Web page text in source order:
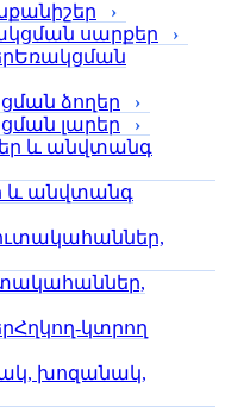
սարքեր
Եռակցման
ձողեր
լարեր
և անվտանգ
Հղկող-կտրող